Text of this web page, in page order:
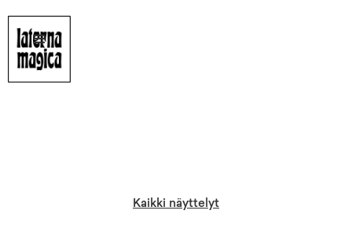
Kaikki näyttelyt